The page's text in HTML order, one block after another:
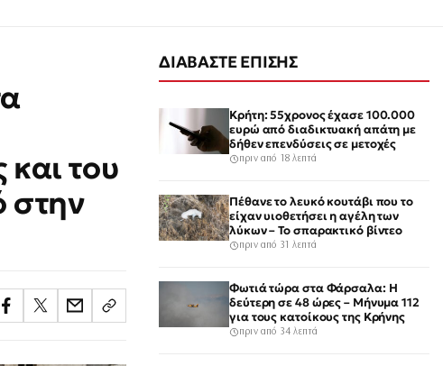
και του
στην
ΔΙΑΒΑΣΤΕ ΕΠΙΣΗΣ
Κρήτη: 55χρονος έχασε 100.000
ευρώ από διαδικτυακή απάτη με
δήθεν επενδύσεις σε μετοχές
πριν από 18 λεπτά
Πέθανε το λευκό κουτάβι που το
είχαν υιοθετήσει η αγέλη των
λύκων – Το σπαρακτικό βίντεο
πριν από 31 λεπτά
Φωτιά τώρα στα Φάρσαλα: Η
δεύτερη σε 48 ώρες – Μήνυμα 112
για τους κατοίκους της Κρήνης
πριν από 34 λεπτά